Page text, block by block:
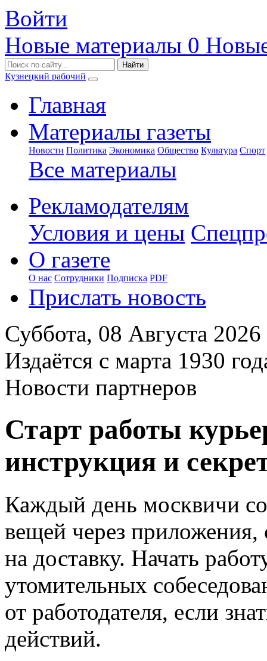
Войти
Новые материалы 0
Кузнецкий рабочий
Главная
Материалы газеты
Новости Политика Экономика Общество Культура Спорт
Все материалы
Рекламодателям
Условия и цены
О газете
О нас Сотрудники Подписка PDF
Прислать новость
Суббота, 08 Августа 2026
Издаётся с марта 1930
Новости партнеров
Старт работы
инструкция и
Каждый день москвичи
вещей через приложения,
на доставку. Начать
утомительных
от работодателя, если
действий.